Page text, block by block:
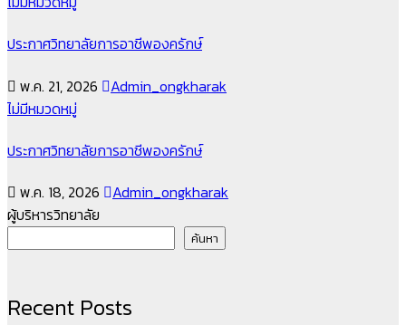
ประกาศวิทยาลัยการอาชีพองครักษ์
พ.ค. 21, 2026
Admin_ongkharak
ไม่มีหมวดหมู่
ประกาศวิทยาลัยการอาชีพองครักษ์
พ.ค. 18, 2026
Admin_ongkharak
ผู้บริหารวิทยาลัย
ค้นหา
Recent Posts